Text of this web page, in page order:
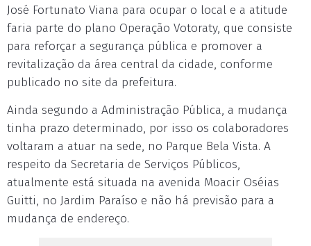
José Fortunato Viana para ocupar o local e a atitude
faria parte do plano Operação Votoraty, que consiste
para reforçar a segurança pública e promover a
revitalização da área central da cidade, conforme
publicado no site da prefeitura.
Ainda segundo a Administração Pública, a mudança
tinha prazo determinado, por isso os colaboradores
voltaram a atuar na sede, no Parque Bela Vista. A
respeito da Secretaria de Serviços Públicos,
atualmente está situada na avenida Moacir Oséias
Guitti, no Jardim Paraíso e não há previsão para a
mudança de endereço.